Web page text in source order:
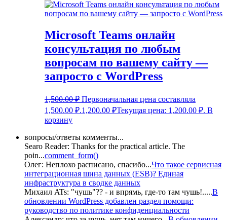
Microsoft Teams онлайн
консультация по любым
вопросам по вашему сайту —
запросто с WordPress
1,500.00₽ Первоначальная цена составляла
1,500.00 ₽.1,200.00 ₽Текущая цена: 1,200.00 ₽. В
корзину
вопросы/ответы комменты...
Searo Reader: Thanks for the practical article. The
poin...comment_form()
Олег: Неплохо расписано, спасибо...Что такое сервисная
интеграционная шина данных (ESB)? Единая
инфраструктура в сводке данных
Михаил ATs: "чушь"?? - и впрямь, где-то там чушь!.....В
обновлении WordPress добавлен раздел помощи:
руководство по политике конфиденциальности